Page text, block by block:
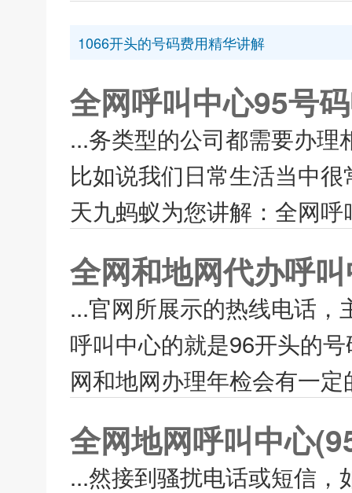
1066开头的号码费用精华讲解
全网呼叫中心95号
...务类型的公司都需要办
比如说我们日常生活当中
天九蚂蚁为您讲解：全网
全网和地网代办呼
...官网所展示的热线电话
呼叫中心的就是96开头的
网和地网办理年检会有一
全网地网呼叫中心
...然接到骚扰电话或短信